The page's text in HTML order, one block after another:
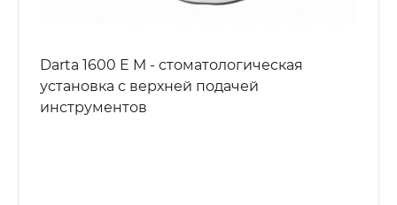
Darta 1600 E M - стоматологическая
установка с верхней подачей
инструментов